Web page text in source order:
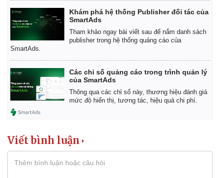
Khám phá hệ thống Publisher đối tác của
SmartAds
Tham khảo ngay bài viết sau để nắm danh sách
publisher trong hệ thống quảng cáo của
SmartAds.
Các chỉ số quảng cáo trong trình quản lý
của SmartAds
Thông qua các chỉ số này, thương hiệu đánh giá
mức độ hiển thị, tương tác, hiệu quả chi phí.
Viết bình luận